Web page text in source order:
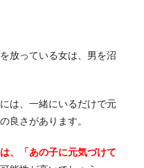
放っている女は、男を沼
は、一緒にいるだけで元
良さがあります。
、「あの子に元気づけて